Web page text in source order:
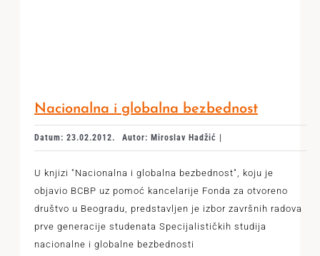
Nacionalna i globalna bezbednost
Datum: 23.02.2012. Autor: Miroslav Hadžić |
U knjizi "Nacionalna i globalna bezbednost", koju je
objavio BCBP uz pomoć kancelarije Fonda za otvoreno
društvo u Beogradu, predstavljen je izbor završnih radova
prve generacije studenata Specijalističkih studija
nacionalne i globalne bezbednosti